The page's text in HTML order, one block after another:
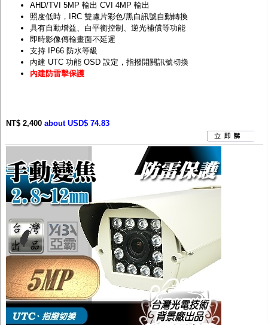
AHD/TVI 5MP 輸出 CVI 4MP 輸出
照度低時，IRC 雙濾片彩色/黑白訊號自動轉換
具有自動增益、白平衡控制、逆光補償等功能
即時影像傳輸畫面不延遲
支持 IP66 防水等級
內建 UTC 功能 OSD 設定，指撥開關訊號切換
內建防雷擊保護
NT$ 2,400 about USD$ 74.83